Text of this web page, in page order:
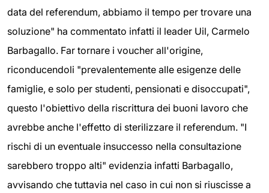
data del referendum, abbiamo il tempo per trovare una
soluzione" ha commentato infatti il leader Uil, Carmelo
Barbagallo. Far tornare i voucher all'origine,
riconducendoli "prevalentemente alle esigenze delle
famiglie, e solo per studenti, pensionati e disoccupati",
questo l'obiettivo della riscrittura dei buoni lavoro che
avrebbe anche l'effetto di sterilizzare il referendum. "I
rischi di un eventuale insuccesso nella consultazione
sarebbero troppo alti" evidenzia infatti Barbagallo,
avvisando che tuttavia nel caso in cui non si riuscisse a